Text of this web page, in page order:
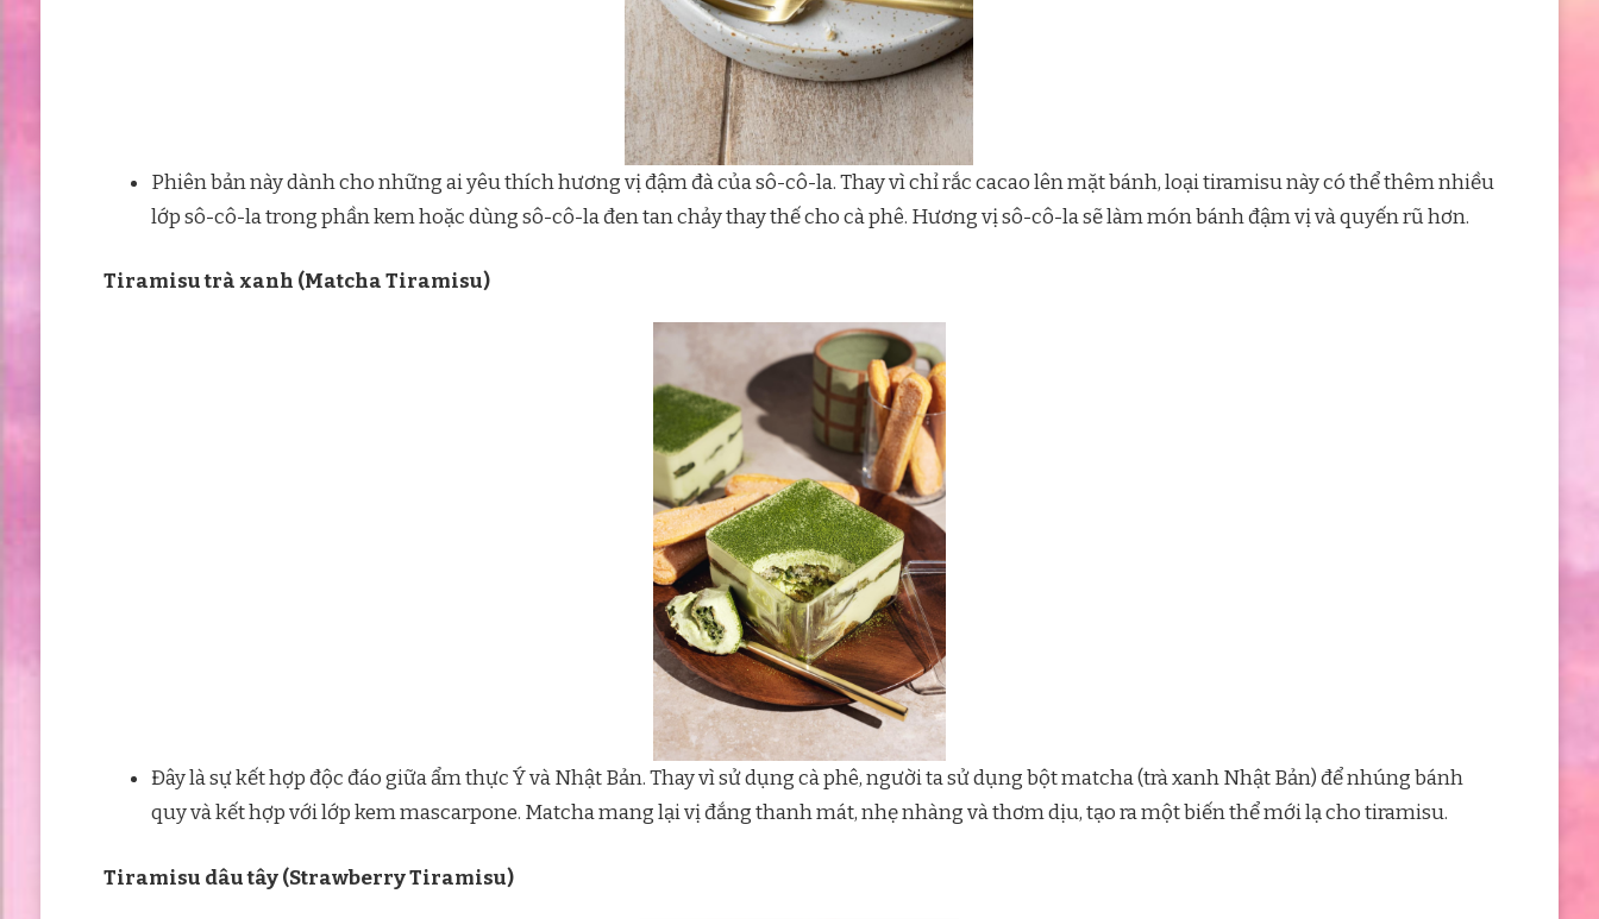
Phiên bản này dành cho những ai yêu thích hương vị đậm đà của sô-cô-la. Thay vì chỉ rắc cacao lên mặt bánh, loại tiramisu này có thể thêm nhiều
lớp sô-cô-la trong phần kem hoặc dùng sô-cô-la đen tan chảy thay thế cho cà phê. Hương vị sô-cô-la sẽ làm món bánh đậm vị và quyến rũ hơn.
Tiramisu trà xanh (Matcha Tiramisu)
Đây là sự kết hợp độc đáo giữa ẩm thực Ý và Nhật Bản. Thay vì sử dụng cà phê, người ta sử dụng bột matcha (trà xanh Nhật Bản) để nhúng bánh
quy và kết hợp với lớp kem mascarpone. Matcha mang lại vị đắng thanh mát, nhẹ nhàng và thơm dịu, tạo ra một biến thể mới lạ cho tiramisu.
Tiramisu dâu tây (Strawberry Tiramisu)